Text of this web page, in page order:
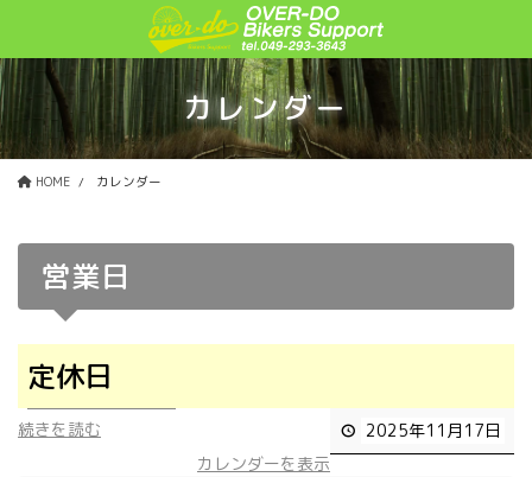
テ
ン
ツ
に
移
ゲ
ー
シ
ョ
ン
カレンダー
HOME カレンダー
営業日
定休日
2025年11月17日
続きを読む
カレンダーを表示